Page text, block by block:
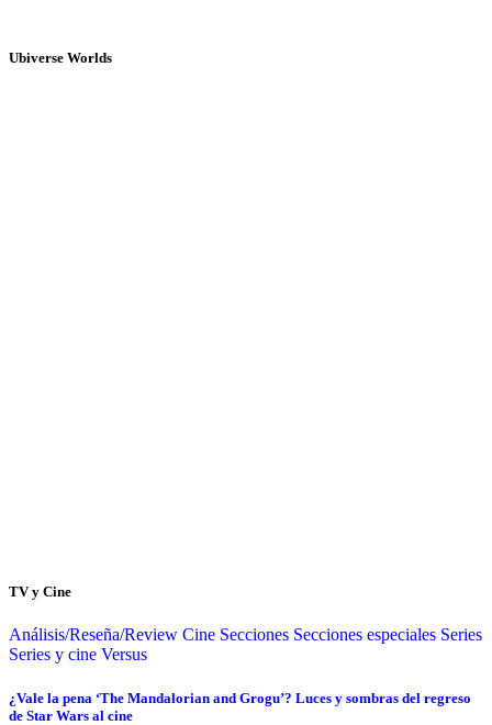
Ubiverse Worlds
TV y Cine
Análisis/Reseña/Review Cine Secciones Secciones especiales Series
Series y cine Versus
¿Vale la pena ‘The Mandalorian and Grogu’? Luces y sombras del regreso
de Star Wars al cine